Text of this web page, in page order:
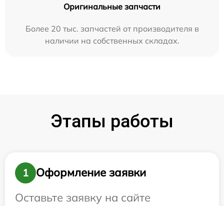
Оригинальные запчасти
Более 20 тыс. запчастей от производителя в
наличии на собственных складах.
Этапы работы
1
Оформление заявки
Оставьте заявку на сайте